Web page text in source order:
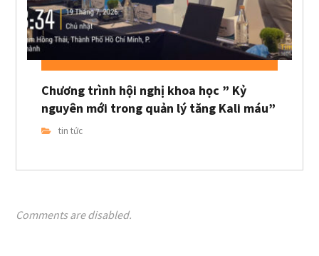
Chương trình hội nghị khoa học ” Kỷ
nguyên mới trong quản lý tăng Kali máu”
tin tức
Comments are disabled.